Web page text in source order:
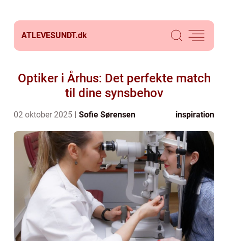
ATLEVESUNDT.dk
Optiker i Århus: Det perfekte match
til dine synsbehov
02 oktober 2025 Sofie Sørensen inspiration